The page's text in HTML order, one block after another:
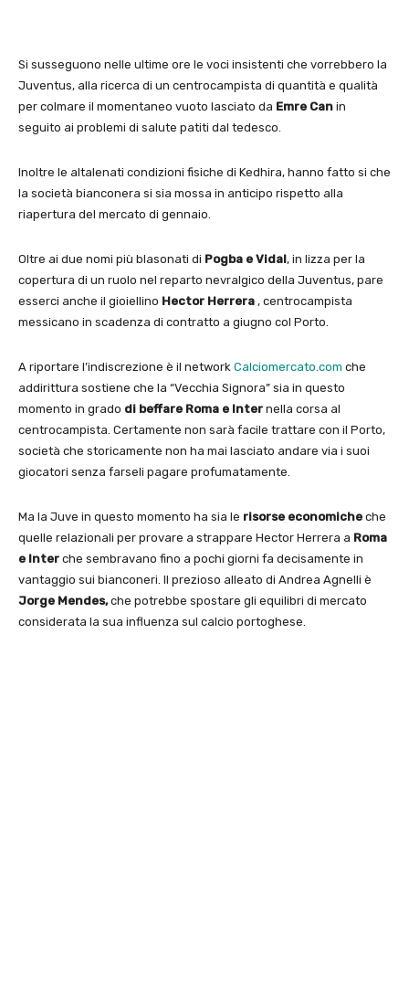
Si susseguono nelle ultime ore le voci insistenti che vorrebbero la
Juventus, alla ricerca di un centrocampista di quantità e qualità
per colmare il momentaneo vuoto lasciato da Emre Can in
seguito ai problemi di salute patiti dal tedesco.
Inoltre le altalenati condizioni fisiche di Kedhira, hanno fatto si che
la società bianconera si sia mossa in anticipo rispetto alla
riapertura del mercato di gennaio.
Oltre ai due nomi più blasonati di Pogba e Vidal, in lizza per la
copertura di un ruolo nel reparto nevralgico della Juventus, pare
esserci anche il gioiellino Hector Herrera , centrocampista
messicano in scadenza di contratto a giugno col Porto.
A riportare l’indiscrezione è il network Calciomercato.com che
addirittura sostiene che la “Vecchia Signora” sia in questo
momento in grado di beffare Roma e Inter nella corsa al
centrocampista. Certamente non sarà facile trattare con il Porto,
società che storicamente non ha mai lasciato andare via i suoi
giocatori senza farseli pagare profumatamente.
Ma la Juve in questo momento ha sia le risorse economiche che
quelle relazionali per provare a strappare Hector Herrera a Roma
e Inter che sembravano fino a pochi giorni fa decisamente in
vantaggio sui bianconeri. Il prezioso alleato di Andrea Agnelli è
Jorge Mendes,che potrebbe spostare gli equilibri di mercato
considerata la sua influenza sul calcio portoghese.